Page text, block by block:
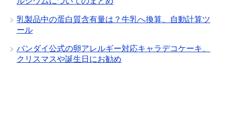
乳製品中の蛋白質含有量は？牛乳へ換算、自動計算ツ
ール
バンダイ公式の卵アレルギー対応キャラデコケーキ、
クリスマスや誕生日にお勧め